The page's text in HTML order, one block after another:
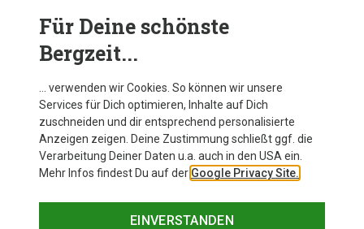
Andere Kunden kauften auch
Für Deine schönste
Bergzeit...
… verwenden wir Cookies. So können wir unsere
Services für Dich optimieren, Inhalte auf Dich
zuschneiden und dir entsprechend personalisierte
Anzeigen zeigen. Deine Zustimmung schließt ggf. die
Verarbeitung Deiner Daten u.a. auch in den USA ein.
Mehr Infos findest Du auf der Google Privacy Site.
EINVERSTANDEN